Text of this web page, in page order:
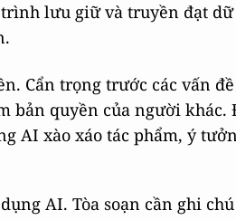
lưu giữ và truyền đạt
Cẩn trọng trước các vấn
bản quyền của người
AI xào xáo tác phẩm, ý
AI. Tòa soạn cần ghi